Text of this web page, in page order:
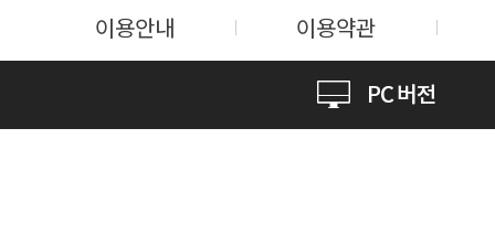
이용안내 이용약관